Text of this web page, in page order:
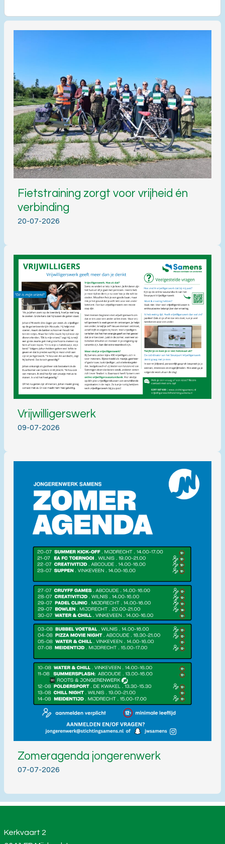
Fietstraining zorgt voor vrijheid én
verbinding
20-07-2026
Vrijwilligerswerk
09-07-2026
Zomeragenda jongerenwerk
07-07-2026
Kerkvaart 2